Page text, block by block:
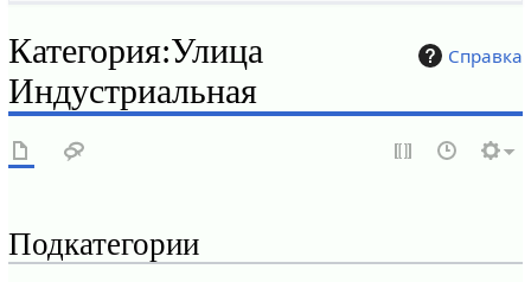
Справка
Категория:Улица
Индустриальная
Подкатегории